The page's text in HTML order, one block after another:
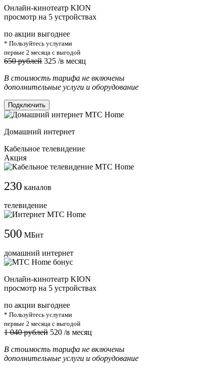
Онлайн-кинотеатр KION
просмотр на 5 устройствах
по акции выгоднее
* Пользуйтесь услугами
первые 2 месяца с выгодой
650 рублей 325 /в месяц
В стоимость тарифа не включены
дополнительные услуги и оборудование
Подключить
Домашний интернет
Кабельное телевидение
Акция
230 каналов
телевидение
500 МБит
домашний интернет
Онлайн-кинотеатр KION
просмотр на 5 устройствах
по акции выгоднее
* Пользуйтесь услугами
первые 2 месяца с выгодой
1 040 рублей 520 /в месяц
В стоимость тарифа не включены
дополнительные услуги и оборудование